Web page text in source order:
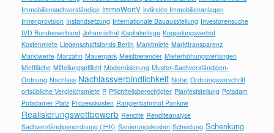
Immobiliensachverständige ImmoWertV indirekte Immobilienanlagen
Innenprovision Instandsetzung Internationale Bauausstellung Investorensuche
IVD Bundesverband Johannisthal Kapitalanlage Koppelungsverbot
Kostenmiete Liegenschaftsfonds Berlin Marktmiete Markttransparenz
Marktwerte Marzahn Mauerpark Meistbietender Mieterhöhungsverlangen
Mietfläche Mitteilungspflilcht Modernisierung Muster-Sachverständigen-
Ordnung Nachlass Nachlassverbindlichkeit Notar Ordnungsvorschrift
ortsübliche Vergleichsmiete P Pflichtteilsberechtigter Planfeststellung Potsdam
Potsdamer Platz Prozesskosten Rangierbahnhof Pankow
Realisierungswettbewerb Rendite Renditeanalyse
Sachverständigenordnung (IHK) Sanierungskosten Scheidung Schenkung